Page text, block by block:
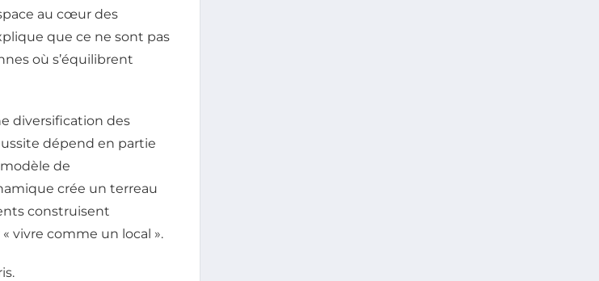
au cœur des
que ce ne sont pas
où s’équilibrent
diversification des
dépend en partie
de
crée un terreau
construisent
vivre comme un local ».